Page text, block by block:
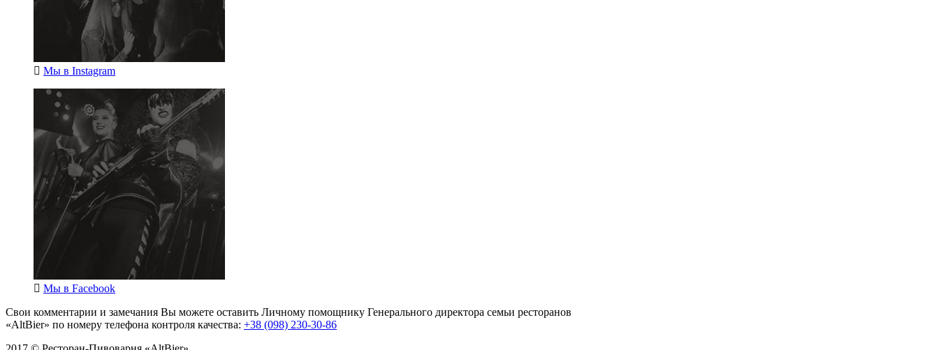
Мы в Instagram
Мы в Facebook
Свои комментарии и замечания Вы можете оставить Личному помощнику Генерального директора семьи ресторанов
«AltBier» по номеру телефона контроля качества: +38 (098) 230-30-86